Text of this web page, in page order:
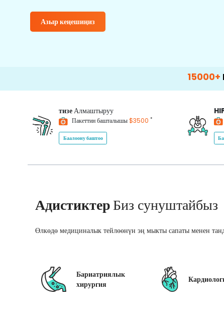
Азыр кеңешиңиз
Happy
тизеАлмаштыруу
Пакеттин башталышы$3500 *
Баалоону баштоо
АдистиктерБиз сунуштайбыз
Өлкөдө медициналык тейлөөнүн эң мыкты сапаты менен
Бариатриялык
хирургия